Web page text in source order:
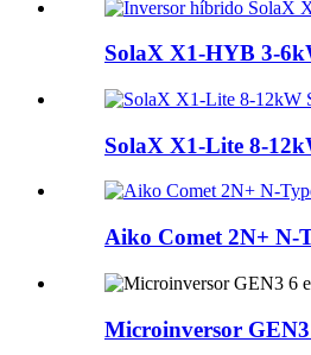
SolaX X1-HYB 3-
SolaX X1-Lite 8-
Aiko Comet 2N+ N-
Microinversor GEN3